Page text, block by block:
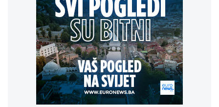
aktivan, gust dim
otežava gašenje iz zraka
AKTUELNO
Požar kod Konjica i dalje
aktivan, gust dim
otežava gašenje iz zraka
POLITIKA
Macut najavio dodatne
mjere za ublažavanje
posljedica toplotnog
talasa
Poremećaji u Hormuzu:
Promet prepolovljen
uprkos smirivanju
sukoba SAD-a i Irana
EVROPA
Kallas: EU uvela nove
sankcije za pet osoba
povezanih s ruskim
vojno-industrijskim
djece moraju platiti 942
miliona dolara
KULTURA
Rat i pijesak prijete
drevnim piramidama
Meroe u Sudanu